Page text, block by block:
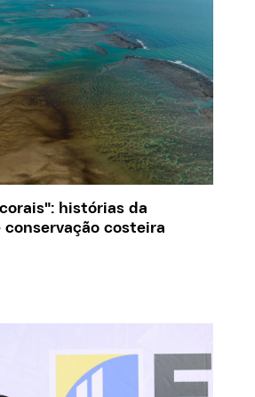
histórias da
conservação costeira